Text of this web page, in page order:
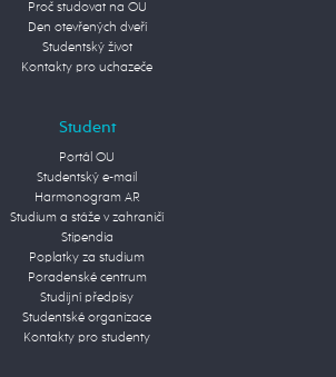
Proč studovat na OU
Den otevřených dveří
Studentský život
Kontakty pro uchazeče
Student
Portál OU
Studentský e-mail
Harmonogram AR
Studium a stáže v zahraničí
Stipendia
Poplatky za studium
Poradenské centrum
Studijní předpisy
Studentské organizace
Kontakty pro studenty